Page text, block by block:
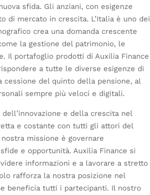
sfida. Gli anziani, con esigenze
di mercato in crescita. L’Italia è uno dei
crea una domanda crescente
la gestione del patrimonio, le
Il portafoglio prodotti di Auxilia Finance
a tutte le diverse esigenze di
del quinto della pensione, al
sempre più veloci e digitali.
e della crescita nel
e costante con tutti gli attori del
missione è governare
e opportunità. Auxilia Finance si
informazioni e a lavorare a stretto
rafforza la nostra posizione nel
beneficia tutti i partecipanti. Il nostro